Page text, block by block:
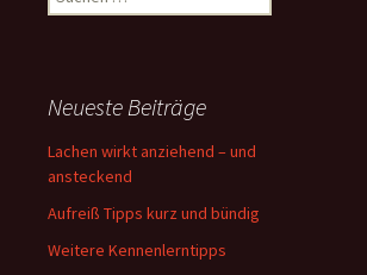
nach:
Neueste Beiträge
Lachen wirkt anziehend – und
ansteckend
Aufreiß Tipps kurz und bündig
Weitere Kennenlerntipps